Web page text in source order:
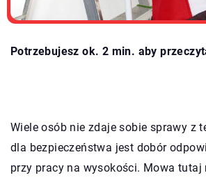
Potrzebujesz ok. 2 min. aby
Wiele osób nie zdaje sobie sprawy z
dla bezpieczeństwa jest dobór
przy pracy na wysokości. Mowa tutaj